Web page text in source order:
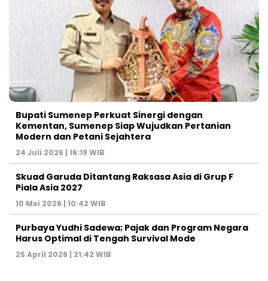
Bupati Sumenep Perkuat Sinergi dengan
Kementan, Sumenep Siap Wujudkan Pertanian
Modern dan Petani Sejahtera
24 Juli 2026 | 16:19 WIB
Skuad Garuda Ditantang Raksasa Asia di Grup F
Piala Asia 2027
10 Mei 2026 | 10:42 WIB
Purbaya Yudhi Sadewa; Pajak dan Program Negara
Harus Optimal di Tengah Survival Mode
25 April 2026 | 21:42 WIB